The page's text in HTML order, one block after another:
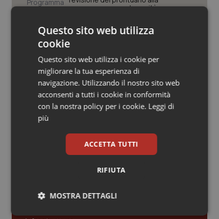
Veneto
Oncoematologia
Psoriasi & pelle
Quotidiano Cardiologia
Quotidiano Oncologia
governance, ecco le novità
Stati Uniti. Moderna ottiene
vaccino antinfluenzale a mRNA
Desogestrel ed etonogestrel. Lieve
aumento del rischio di meningioma in
caso di uso prolungato. Aifa e Ema
aggiornano le controindicazioni
Ultime analisi e review da QS Pro
Cloud sanitario: infrastrutture,
Questo sito web utilizza
cookie
Questo sito web utilizza i cookie per
migliorare la tua esperienza di
navigazione. Utilizzando il nostro sito web
acconsenti a tutti i cookie in conformità
con la nostra policy per i cookie. Leggi di
più
ACCETTA TUTTI
RIFIUTA
MOSTRA DETTAGLI
Necessari Statistici Marketing